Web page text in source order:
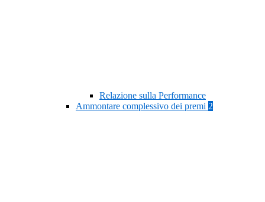
Relazione sulla Performance
Ammontare complessivo dei premi 2